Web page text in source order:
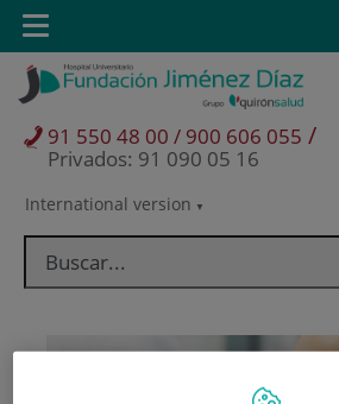
Saltar al contenido
Saltar
contenido
Selector
idioma
International version
91 550 48 00 / 900 606 055 /
Privados: 91 090 05 16
Toggle
navigation